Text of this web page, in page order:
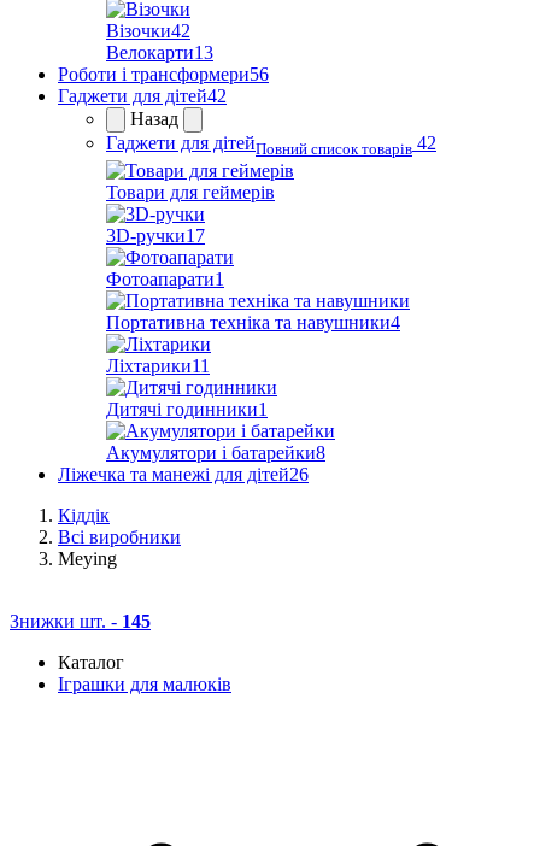
Візочки42
Велокарти13
Роботи і трансформери56
Гаджети для дітей42
Назад
Гаджети для дітейПовний список товарів 42
Товари для геймерів
3D-ручки17
Фотоапарати1
Портативна техніка та навушники4
Ліхтарики11
Дитячі годинники1
Акумулятори і батарейки8
Ліжечка та манежі для дітей26
Кіддік
Всі виробники
Meying
Знижки шт. - 145
Каталог
Іграшки для малюків